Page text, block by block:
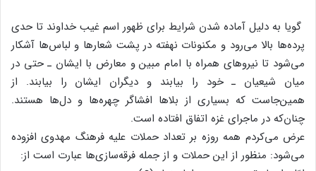
گویا به دلیل آماده شدن شرایط برای ظهور اسم غیب خداوند تا حدی
پرده‌ها بالا می‌رود و مکنونات نهفته در پشت شعارها و لباس‌ها آشکار
می‌شود تا نیروهای همراه با امام مبین و معارض با ایشان ـ حتی در
میان شیعیان ـ خود را بیابند و دیگران ایشان را بیابند. از
همین‌جاست که بسیاری از بلاها افشاگر چهره‌ها و دل‌ها هستند.
چنان‌که در ماجرای غزه اتفاق افتاده است.
عرض می‌کردم همه روزه بر تعداد حملات علیه فرهنگ مهدوی افزوده
می‌شود: منظور از این حملات و از جمله فرقه‌سازی‌ها عبارت است از:‌